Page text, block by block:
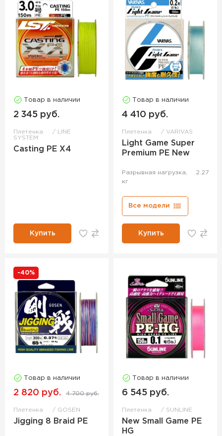
Товар в наличии
2 345 руб.
Плетенка
LINE
SYSTEM
Casting PE X4
Купить
Товар в наличии
4 410 руб.
Плетенка VARIVAS
Light Game Super
Premium PE New
Разрывная нагрузка,
кг
2.27
Все модели
Купить
-40%
Товар в наличии
2 820 руб. 4 700 руб.
Плетенка GOSEN
Jigging 8 Braid PE
Товар в наличии
6 545 руб.
Плетенка SUNLINE
New Small Game PE
HG